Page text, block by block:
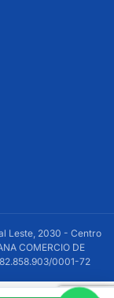
Leste, 2030 - Centro
COMERCIO DE
82.858.903/0001-72